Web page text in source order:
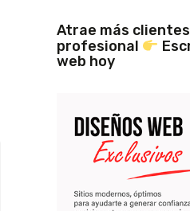
Atrae más
profesional
web hoy